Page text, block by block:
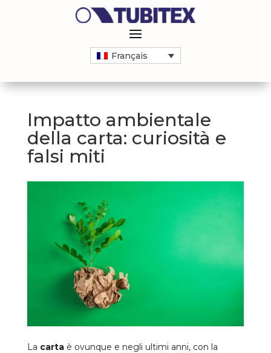
Français
Impatto ambientale
della carta: curiosità e
falsi miti
La cartaè ovunque e negli ultimi anni, con la